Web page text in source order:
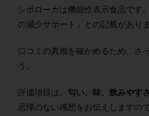
シボローカは機能性表示食品です
の減少サポート」との記載がありま
口コミの真相を確かめるため、さ
う。
評価項目は、 匂い、味、飲みやす
忌憚のない感想をお伝えしますの